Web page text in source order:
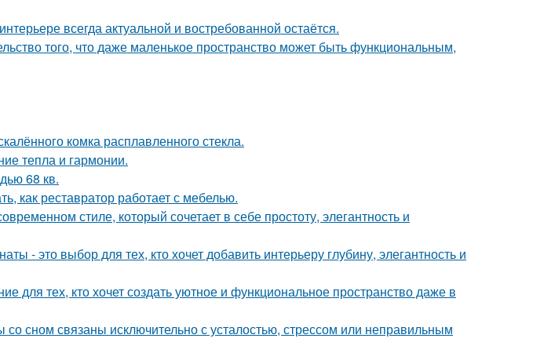
всегда актуальной и востребованной остаётся.
того, что даже маленькое пространство может быть функциональным,
комка расплавленного стекла.
тепла и гармонии.
68 кв.
как реставратор работает с мебелью.
стиле, который сочетает в себе простоту, элегантность и
- это выбор для тех, кто хочет добавить интерьеру глубину, элегантность и
для тех, кто хочет создать уютное и функциональное пространство даже в
сном связаны исключительно с усталостью, стрессом или неправильным